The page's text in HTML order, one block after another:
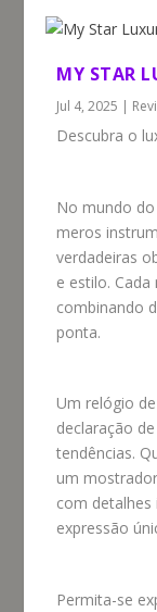
MY STAR
Jul 4, 2025 |
Descubra o
No mundo
meros
verdadeiras
e estilo.
combinando
ponta.
Um relógio
declaração
tendências.
um
com detalhes
expressão
Permita-se